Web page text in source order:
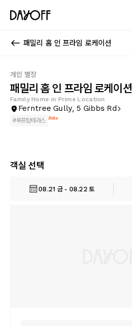
패밀리 홈 인 프라임 로케이션
개인 별장
패밀리 홈 인 프라임 로케이션
Family Home in Prime Location
Ferntree Gully, 5 Gibbs Rd
#루프탑테라스 Beta
객실 선택
08.21 금 - 08.22 토